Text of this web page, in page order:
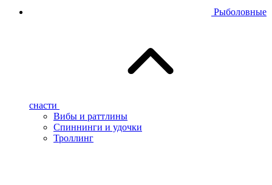
Рыболовные
снасти
Вибы и раттлины
Спиннинги и удочки
Троллинг